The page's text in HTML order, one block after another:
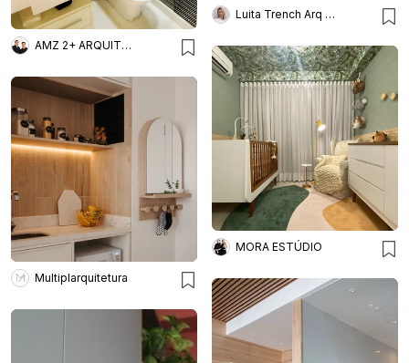
AMZ 2+ ARQUITETURA
Luita Trench Arq & Interiores
MORA ESTÚDIO
Multiplarquitetura